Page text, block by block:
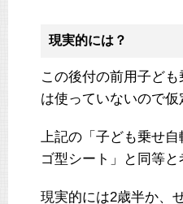
現実的には？
この後付の前用子ど
は使っていないので仮
上記の「子ども乗せ
ゴ型シート」と同等と
現実的には2歳半か、